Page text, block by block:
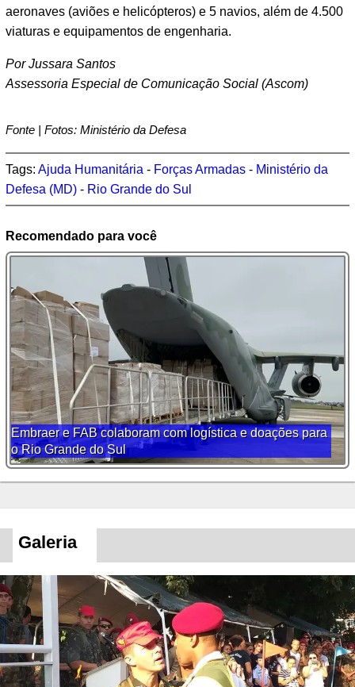
aeronaves (aviões e helicópteros) e 5 navios, além de 4.500
viaturas e equipamentos de engenharia.
Por Jussara Santos
Assessoria Especial de Comunicação Social (Ascom)
Fonte | Fotos: Ministério da Defesa
Tags: Ajuda Humanitária - Forças Armadas - Ministério da
Defesa (MD) - Rio Grande do Sul
Recomendado para você
Embraer e FAB colaboram com logística e doações para
o Rio Grande do Sul
Galeria